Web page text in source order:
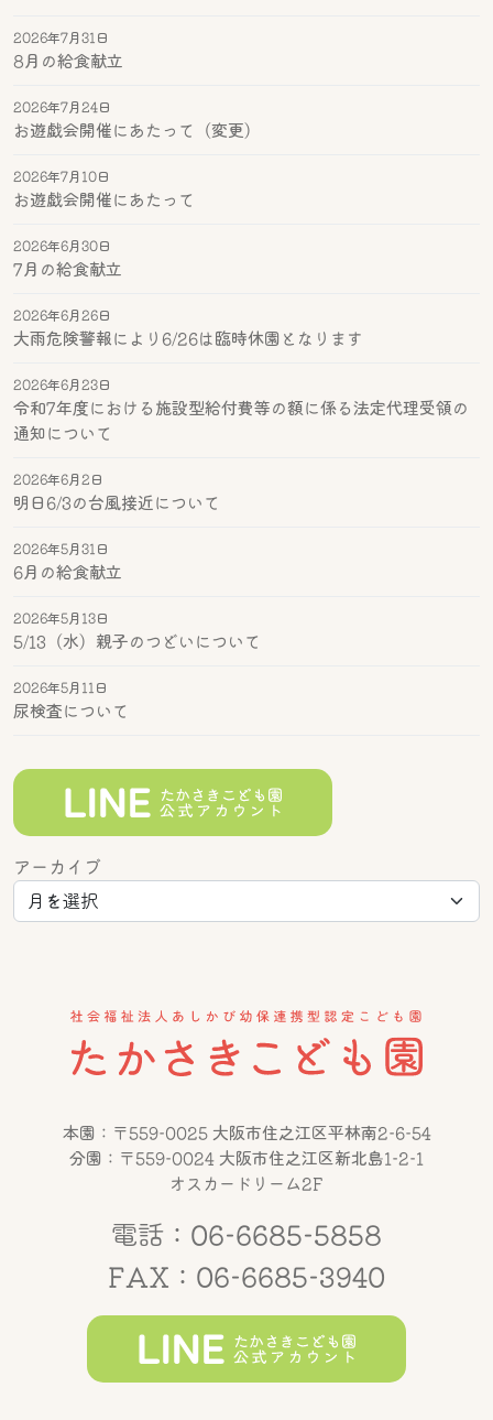
8月の給食献立
2026年7月31日
お遊戯会開催にあたって（変更）
2026年7月24日
お遊戯会開催にあたって
2026年7月10日
7月の給食献立
2026年6月30日
大雨危険警報により6/26は臨時休園となります
2026年6月26日
令和7年度における施設型給付費等の額に係る法定代理受領の
通知について
2026年6月23日
明日6/3の台風接近について
2026年6月2日
6月の給食献立
2026年5月31日
5/13（水）親子のつどいについて
2026年5月13日
尿検査について
2026年5月11日
アーカイブ
本園：〒559-0025 大阪市住之江区平林南2-6-54
分園：〒559-0024 大阪市住之江区新北島1-2-1
オスカードリーム2F
電話：06-6685-5858
FAX：06-6685-3940